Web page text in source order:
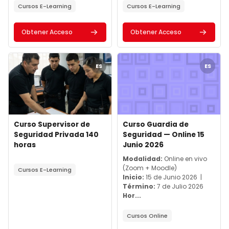
Cursos E-Learning
Obtener Acceso
Cursos E-Learning
Obtener Acceso
ES
Archivos del resumen del curso" Curso Supervisor de
Archivos del resumen del curso
Nombre del curso
Curso Supervisor de
Seguridad Privada 140
horas
Cursos E-Learning
ES
Archivos del resumen del
Archivos del resumen del
Nombre del curso
Curso Guardia de
Seguridad — Online 15
Junio 2026
Texto del resumen del curso:
Modalidad: Online en vivo
(Zoom + Moodle)
Inicio: 15 de Junio 2026 |
Término: 7 de Julio 2026
Hor...
Cursos Online